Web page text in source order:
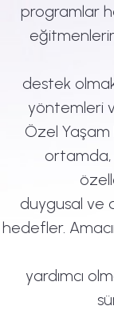
programlar
destek
yöntemleri
Özel
ortamda,
duygusal ve
hedefler.
yardımcı